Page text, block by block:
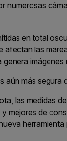
numerosas
afectan las
más segura
las medidas
mejores de